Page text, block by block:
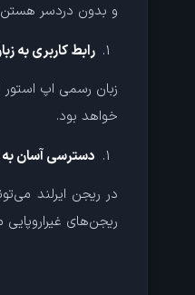
و بدون دردسر هستن،
رابط کاربری به
زبان رسمی اپ استور
خواهد بود.
دسترسی آسان
ریجن‌های